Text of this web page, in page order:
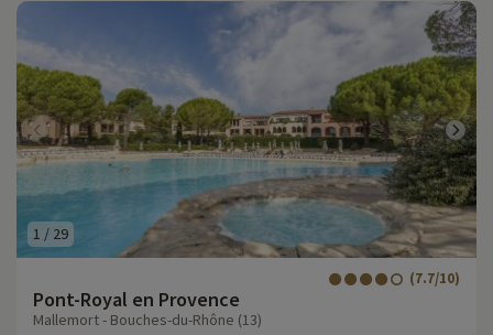
1 / 29
Pont-Royal en Provence
(7.7/10)
Mallemort - Bouches-du-Rhône (13)